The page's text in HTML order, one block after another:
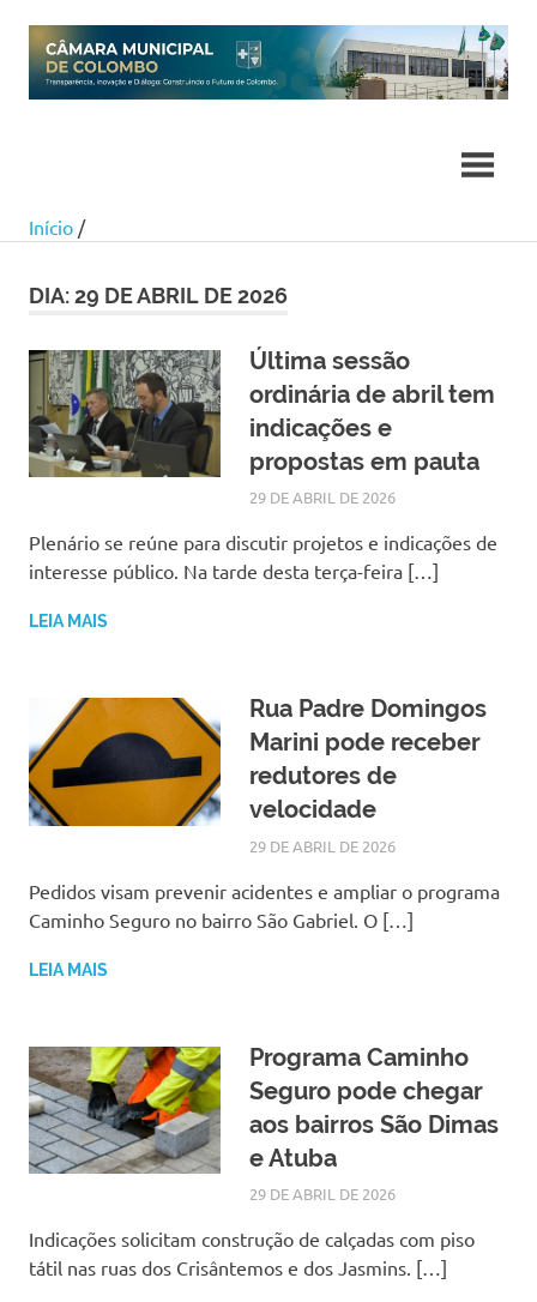
content
Início /
DIA:29 DE ABRIL DE 2026
Última sessão
ordinária de abril tem
indicações e
propostas em pauta
29 DE ABRIL DE 2026
Plenário se reúne para discutir projetos e indicações de
interesse público. Na tarde desta terça-feira […]
LEIA MAIS
Rua Padre Domingos
Marini pode receber
redutores de
velocidade
29 DE ABRIL DE 2026
Pedidos visam prevenir acidentes e ampliar o programa
Caminho Seguro no bairro São Gabriel. O […]
LEIA MAIS
Programa Caminho
Seguro pode chegar
aos bairros São Dimas
e Atuba
29 DE ABRIL DE 2026
Indicações solicitam construção de calçadas com piso
tátil nas ruas dos Crisântemos e dos Jasmins. […]